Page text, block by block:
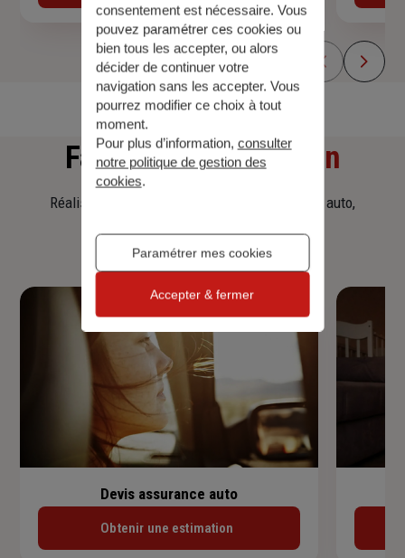
Faitesune simulation
Réalisez une simulation tarifaire d'assurance, auto,
Devis assurance auto
Obtenir une estimation
consentement est nécessaire. Vous
pouvez paramétrer ces cookies ou
bien tous les accepter, ou alors
décider de continuer votre
navigation sans les accepter. Vous
pourrez modifier ce choix à tout
moment.
Pour plus d’information, consulter
notre politique de gestion des
cookies.
Paramétrer mes cookies
Accepter & fermer